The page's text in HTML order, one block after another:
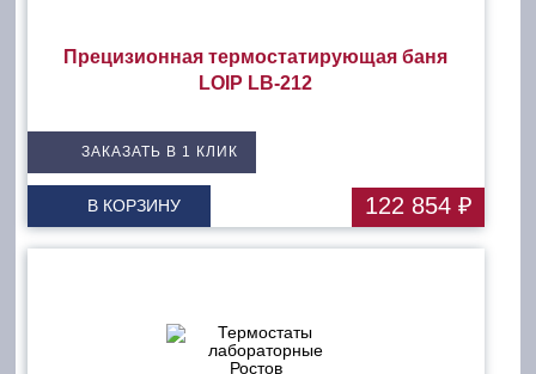
Прецизионная термостатирующая баня
LOIP LB-212
ЗАКАЗАТЬ В 1 КЛИК
В КОРЗИНУ 122 854 ₽